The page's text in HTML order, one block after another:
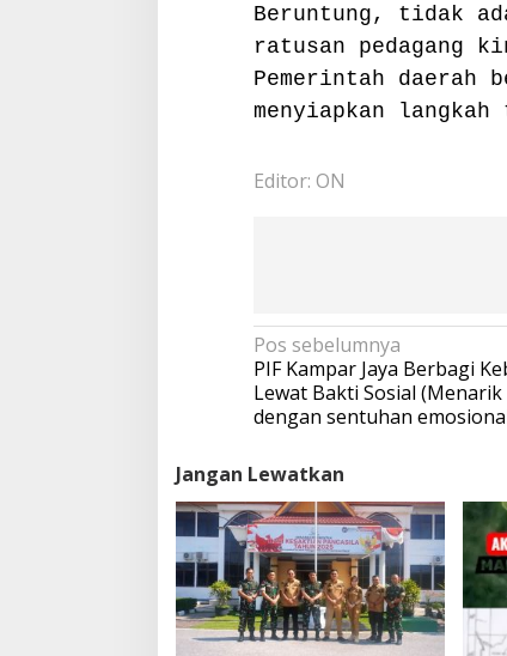
Beruntung, tidak
ratusan pedagang
Pemerintah daerah
menyiapkan
Editor: ON
N
a
v
i
s
i
p
o
s
Pos sebelumnya
PIF Kampar Jaya Berbagi
Lewat Bakti Sosial
dengan sentuhan
Jangan Lewatkan